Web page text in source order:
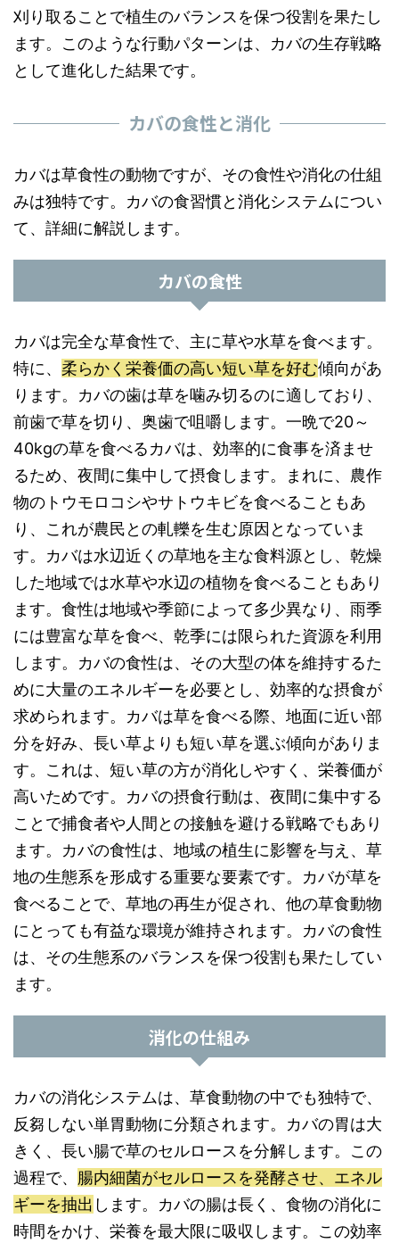
刈り取ることで植生のバランスを保つ役割を果たし
ます。このような行動パターンは、カバの生存戦略
として進化した結果です。
カバの食性と消化
カバは草食性の動物ですが、その食性や消化の仕組
みは独特です。カバの食習慣と消化システムについ
て、詳細に解説します。
カバの食性
カバは完全な草食性で、主に草や水草を食べます。
特に、 柔らかく栄養価の高い短い草を好む傾向があ
ります。カバの歯は草を噛み切るのに適しており、
前歯で草を切り、奥歯で咀嚼します。一晩で20～
40kgの草を食べるカバは、効率的に食事を済ませ
るため、夜間に集中して摂食します。まれに、農作
物のトウモロコシやサトウキビを食べることもあ
り、これが農民との軋轢を生む原因となっていま
す。カバは水辺近くの草地を主な食料源とし、乾燥
した地域では水草や水辺の植物を食べることもあり
ます。食性は地域や季節によって多少異なり、雨季
には豊富な草を食べ、乾季には限られた資源を利用
します。カバの食性は、その大型の体を維持するた
めに大量のエネルギーを必要とし、効率的な摂食が
求められます。カバは草を食べる際、地面に近い部
分を好み、長い草よりも短い草を選ぶ傾向がありま
す。これは、短い草の方が消化しやすく、栄養価が
高いためです。カバの摂食行動は、夜間に集中する
ことで捕食者や人間との接触を避ける戦略でもあり
ます。カバの食性は、地域の植生に影響を与え、草
地の生態系を形成する重要な要素です。カバが草を
食べることで、草地の再生が促され、他の草食動物
にとっても有益な環境が維持されます。カバの食性
は、その生態系のバランスを保つ役割も果たしてい
ます。
消化の仕組み
カバの消化システムは、草食動物の中でも独特で、
反芻しない単胃動物に分類されます。カバの胃は大
きく、長い腸で草のセルロースを分解します。この
過程で、 腸内細菌がセルロースを発酵させ、エネル
ギーを抽出 します。カバの腸は長く、食物の消化に
時間をかけ、栄養を最大限に吸収します。この効率